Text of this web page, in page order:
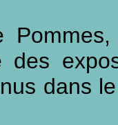
des
dans